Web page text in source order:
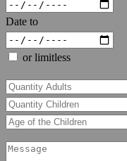
Date to
or limitless